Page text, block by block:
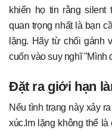
khiến họ tin rằng silent
quan trọng nhất là bạn
lặng. Hãy từ chối gánh
cuốn vào suy nghĩ "Mình
Đặt ra giới hạn
Nếu tình trạng này xảy
xúc.Im lặng không thể là